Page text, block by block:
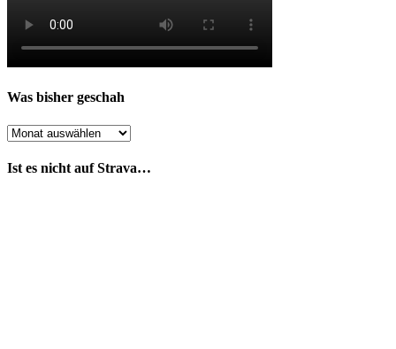
Was bisher geschah
Was
geschah
Ist es nicht auf Strava…